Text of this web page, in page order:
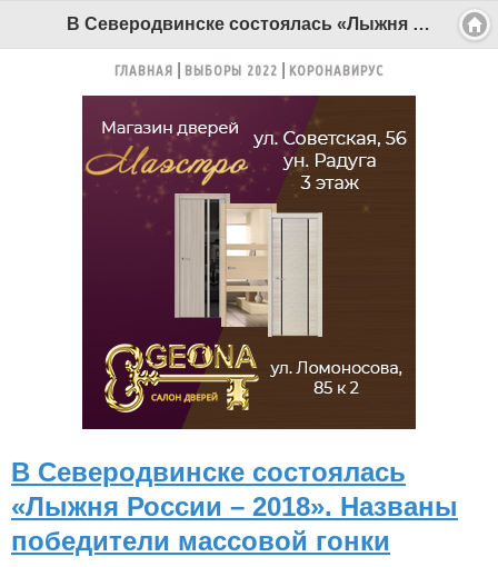
В Северодвинске состоялась «Лыжня России – 2018». Названы победители массовой гонки - Беломорканал Северодвинск tv29.ru
ГЛАВНАЯ ВЫБОРЫ 2022 КОРОНАВИРУС
В Северодвинске состоялась
«Лыжня России – 2018». Названы
победители массовой гонки